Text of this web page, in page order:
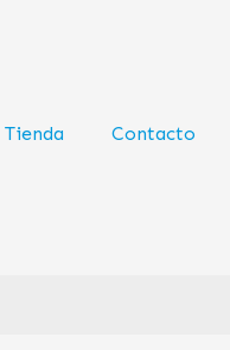
Tienda Contacto